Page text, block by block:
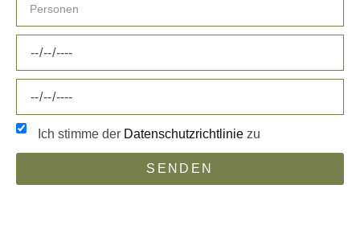
Ich stimme der Datenschutzrichtlinie zu
SENDEN